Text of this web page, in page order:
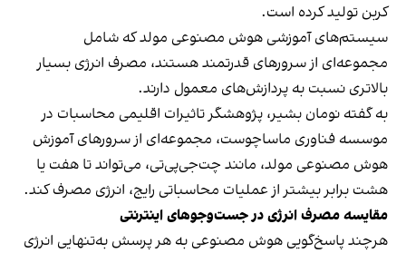
کربن تولید کرده‌ است.
سیستم‌های آموزشی هوش مصنوعی مولد که شامل
مجموعه‌ای از سرورهای قدرتمند هستند، مصرف انرژی بسیار
بالاتری نسبت به پردازش‌های معمول دارند.
به گفته نومان بشیر، پژوهشگر تاثیرات اقلیمی محاسبات در
موسسه فناوری ماساچوست، مجموعه‌ای از سرورهای آموزش
هوش مصنوعی مولد، مانند چت‌جی‌پی‌تی، می‌تواند تا هفت یا
هشت برابر بیشتر از عملیات محاسباتی رایج، انرژی مصرف کند.
مقایسه مصرف انرژی در جست‌وجوهای اینترنتی
هرچند پاسخ‌گویی هوش مصنوعی به هر پرسش به‌تنهایی انرژی